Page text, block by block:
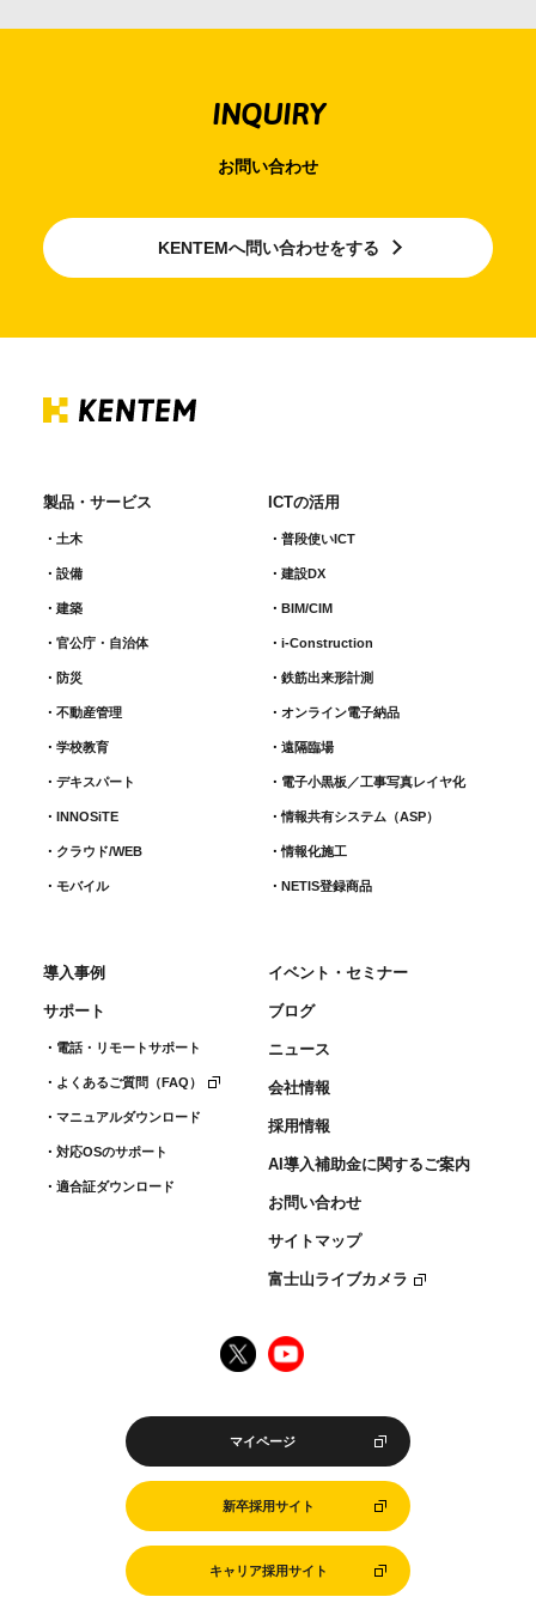
INQUIRY
お問い合わせ
KENTEMへ問い合わせをする
製品・サービス
土木
設備
建築
官公庁・自治体
防災
不動産管理
学校教育
デキスパート
INNOSiTE
クラウド/WEB
モバイル
ICTの活用
普段使いICT
建設DX
BIM/CIM
i-Construction
鉄筋出来形計測​
オンライン電子納品
遠隔臨場
電子小黒板／工事写真レイヤ化
情報共有システム（ASP）
情報化施工
NETIS登録商品
導入事例
サポート
電話・リモートサポート
よくあるご質問（FAQ）
マニュアルダウンロード
対応OSのサポート
適合証ダウンロード
イベント・セミナー
ブログ
ニュース
会社情報
採用情報
AI導入補助金に関するご案内
お問い合わせ
サイトマップ
富士山ライブカメラ
マイページ
新卒採用サイト
キャリア採用サイト